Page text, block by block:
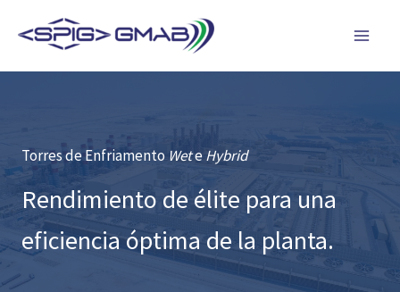
Torres de Enfriamento WeteHybrid
Rendimiento de élite para una
eficiencia óptima de la planta.